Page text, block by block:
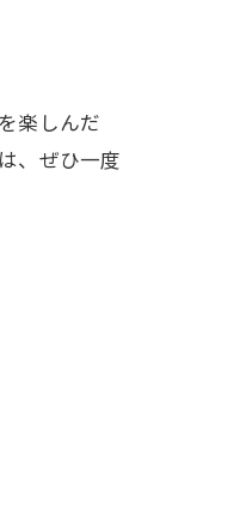
楽しんだ
、ぜひ一度